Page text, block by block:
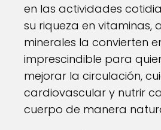
en las actividades
su riqueza en vitaminas,
minerales la convierten
imprescindible para
mejorar la circulación,
cardiovascular y nutrir
cuerpo de manera